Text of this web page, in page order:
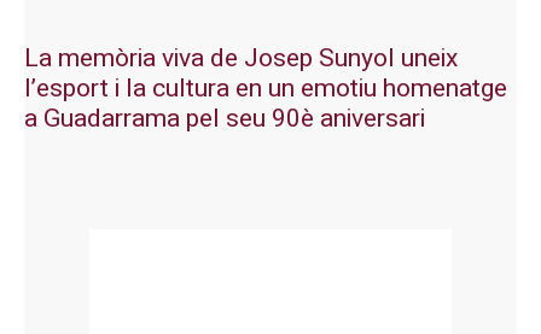
La memòria viva de Josep Sunyol uneix
l’esport i la cultura en un emotiu homenatge
a Guadarrama pel seu 90è aniversari